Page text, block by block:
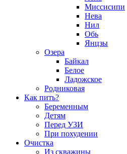
Миссисипи
Нева
Нил
Обь
Янцзы
Озера
Байкал
Белое
Ладожское
Родниковая
Как пить?
Беременным
Детям
Перед УЗИ
При похудении
Очистка
Из скважины